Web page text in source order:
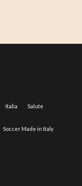
Italia Salute
Soccer Made in Italy